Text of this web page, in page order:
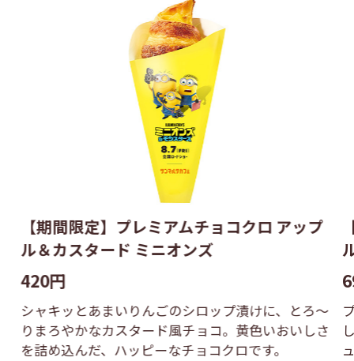
【期間限定】プレミアムチョコクロ アップ
ル＆カスタード ミニオンズ
420円
シャキッとあまいりんごのシロップ漬けに、とろ〜
りまろやかなカスタード風チョコ。黄色いおいしさ
を詰め込んだ、ハッピーなチョコクロです。